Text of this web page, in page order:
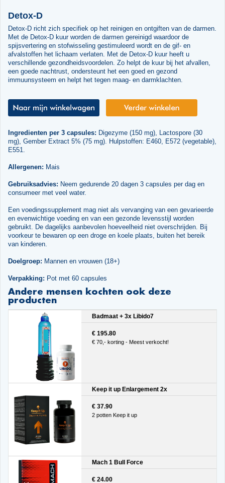
Detox-D
Detox-D richt zich specifiek op het reinigen en ontgiften van de darmen.
Met de Detox-D kuur worden de darmen gereinigd waardoor de
spijsvertering en stofwisseling gestimuleerd wordt en de gif- en
afvalstoffen het lichaam verlaten. Met de Detox-D kuur heeft u
verschillende gezondheidsvoordelen. Zo helpt de kuur bij het afvallen,
een goede nachtrust, ondersteunt het een goed en gezond
immuunsysteem en helpt het tegen maag- en darmklachten.
Ingredienten per 3 capsules: Digezyme (150 mg), Lactospore (30
mg), Gember Extract 5% (75 mg). Hulpstoffen: E460, E572 (vegetable),
E551.
Allergenen: Mais
Gebruiksadvies: Neem gedurende 20 dagen 3 capsules per dag en
consumeer met veel water.
Een voedingssupplement mag niet als vervanging van een gevarieerde
en evenwichtige voeding en van een gezonde levensstijl worden
gebruikt. De dagelijks aanbevolen hoeveelheid niet overschrijden. Bij
voorkeur te bewaren op een droge en koele plaats, buiten het bereik
van kinderen.
Doelgroep: Mannen en vrouwen (18+)
Verpakking: Pot met 60 capsules
Andere mensen kochten ook deze
producten
Badmaat + 3x Libido7
€ 195.80
€ 70,- korting - Meest verkocht!
Keep it up Enlargement 2x
€ 37.90
2 potten Keep it up
Mach 1 Bull Force
€ 24.00